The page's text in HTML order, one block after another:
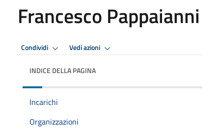
Francesco Pappaianni
Condividi Vedi azioni
INDICE DELLA PAGINA
Incarichi
Organizzazioni